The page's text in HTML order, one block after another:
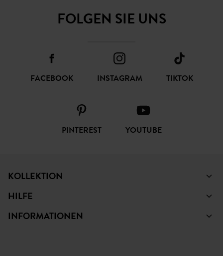
FOLGEN SIE UNS
FACEBOOK INSTAGRAM TIKTOK
PINTEREST YOUTUBE
KOLLEKTION
HILFE
INFORMATIONEN